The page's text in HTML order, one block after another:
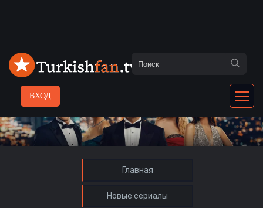
ВХОД
Главная
Новые сериалы